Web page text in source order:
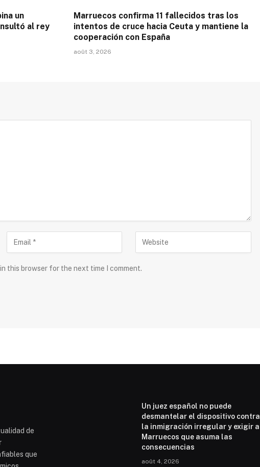
un
al rey
Marruecos confirma 11 fallecidos tras los
intentos de cruce hacia Ceuta y mantiene la
cooperación con España
août 3, 2026
this browser for the next time I comment.
de
que
Un juez español no puede
desmantelar el dispositivo contra
la inmigración irregular y exigir a
Marruecos que asuma las
consecuencias
août 4, 2026